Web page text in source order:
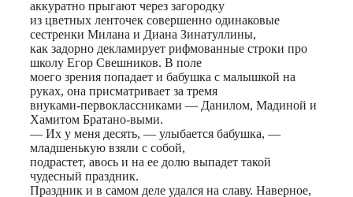
аккуратно прыгают через загородку
из цветных ленточек совершенно одинаковые
сестренки Милана и Диана Зинатуллины,
как задорно декламирует рифмованные строки про
школу Егор Свешников. В поле
моего зрения попадает и бабушка с малышкой на
руках, она присматривает за тремя
внуками-первоклассниками — Данилом, Мадиной и
Хамитом Братано-выми.
— Их у меня десять, — улыбается бабушка, —
младшенькую взяли с собой,
подрастет, авось и на ее долю выпадет такой
чудесный праздник.
Праздник и в самом деле удался на славу. Наверное,